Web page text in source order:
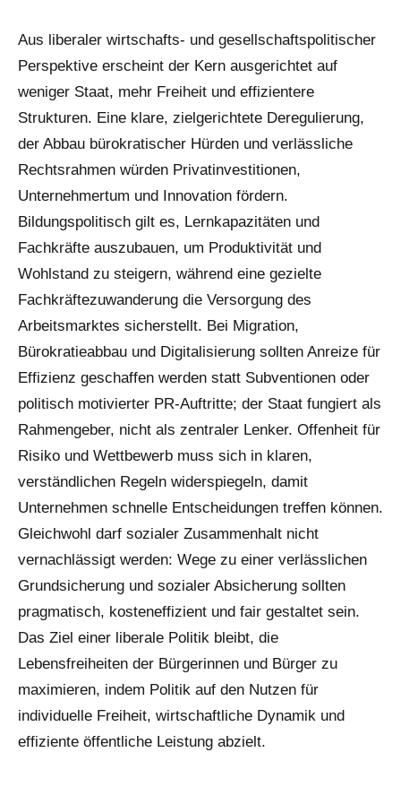
Aus liberaler wirtschafts- und gesellschaftspolitischer
Perspektive erscheint der Kern ausgerichtet auf
weniger Staat, mehr Freiheit und effizientere
Strukturen. Eine klare, zielgerichtete Deregulierung,
der Abbau bürokratischer Hürden und verlässliche
Rechtsrahmen würden Privatinvestitionen,
Unternehmertum und Innovation fördern.
Bildungspolitisch gilt es, Lernkapazitäten und
Fachkräfte auszubauen, um Produktivität und
Wohlstand zu steigern, während eine gezielte
Fachkräftezuwanderung die Versorgung des
Arbeitsmarktes sicherstellt. Bei Migration,
Bürokratieabbau und Digitalisierung sollten Anreize für
Effizienz geschaffen werden statt Subventionen oder
politisch motivierter PR-Auftritte; der Staat fungiert als
Rahmengeber, nicht als zentraler Lenker. Offenheit für
Risiko und Wettbewerb muss sich in klaren,
verständlichen Regeln widerspiegeln, damit
Unternehmen schnelle Entscheidungen treffen können.
Gleichwohl darf sozialer Zusammenhalt nicht
vernachlässigt werden: Wege zu einer verlässlichen
Grundsicherung und sozialer Absicherung sollten
pragmatisch, kosteneffizient und fair gestaltet sein.
Das Ziel einer liberale Politik bleibt, die
Lebensfreiheiten der Bürgerinnen und Bürger zu
maximieren, indem Politik auf den Nutzen für
individuelle Freiheit, wirtschaftliche Dynamik und
effiziente öffentliche Leistung abzielt.